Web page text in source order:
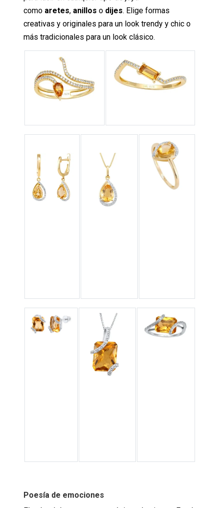
como aretes, anillos o dijes. Elige formas
creativas y originales para un look trendy y chic o
más tradicionales para un look clásico.
Poesía de emociones